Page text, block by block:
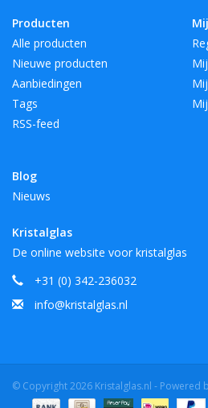
Producten
Alle producten
Nieuwe producten
Aanbiedingen
Tags
RSS-feed
Blog
Nieuws
Kristalglas
De online website voor kristalglas
+31 (0) 342-236032
info@kristalglas.nl
© Copyright 2026 Kristalglas.nl - Powered